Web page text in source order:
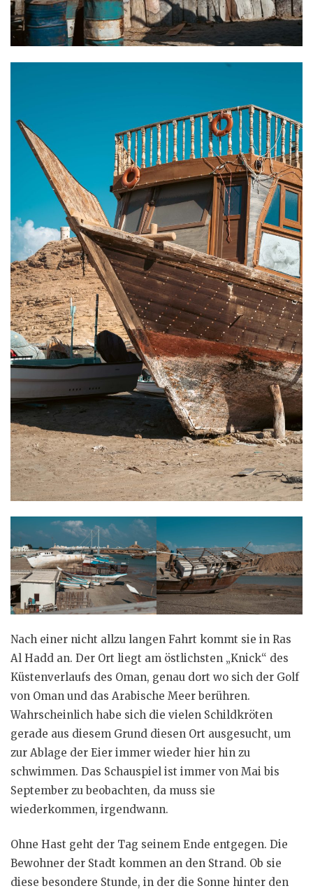
Nach einer nicht allzu langen Fahrt kommt sie in Ras
Al Hadd an. Der Ort liegt am östlichsten „Knick“ des
Küstenverlaufs des Oman, genau dort wo sich der Golf
von Oman und das Arabische Meer berühren.
Wahrscheinlich habe sich die vielen Schildkröten
gerade aus diesem Grund diesen Ort ausgesucht, um
zur Ablage der Eier immer wieder hier hin zu
schwimmen. Das Schauspiel ist immer von Mai bis
September zu beobachten, da muss sie
wiederkommen, irgendwann.
Ohne Hast geht der Tag seinem Ende entgegen. Die
Bewohner der Stadt kommen an den Strand. Ob sie
diese besondere Stunde, in der die Sonne hinter den